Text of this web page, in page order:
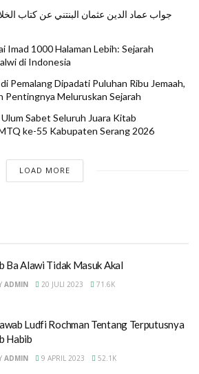
جواب عماد الدين عثمان البنتني عن كتاب
Imad 1000 Halaman Lebih: Sejarah
di Indonesia
Pemalang Dipadati Puluhan Ribu Jemaah,
Pentingnya Meluruskan Sejarah
Sabet Seluruh Juara Kitab
ke-55 Kabupaten Serang 2026
LOAD MORE
Ba Alawi Tidak Masuk Akal
ADMIN 20 JULI 2023 71.6K
Ludfi Rochman Tentang Terputusnya
Habib
ADMIN 9 APRIL 2023 52.1K